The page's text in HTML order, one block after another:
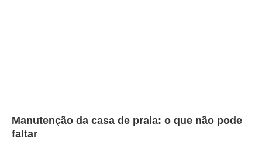
Manutenção da casa de praia: o que não pode
faltar